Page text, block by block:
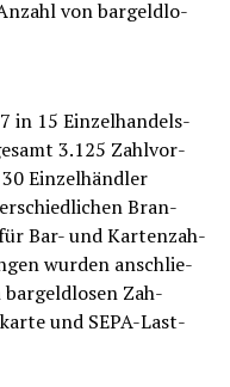
von bar­geld­lo­
in 15 Ein­zel­han­dels­
3.125 Zahl­vor­
Ein­zel­händ­ler
Bran­
Bar- und Kar­ten­zah­
wur­den anschlie­
bar­geld­lo­sen Zah­
und SEPA-Last­